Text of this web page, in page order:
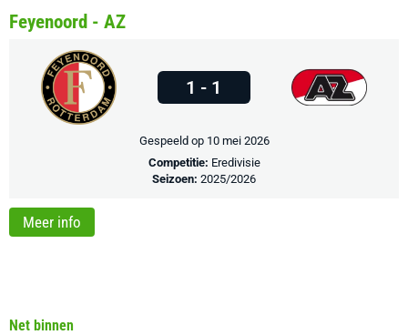
Net binnen
Feyenoord - AZ
1 - 1
Gespeeld op 10 mei 2026
Competitie: Eredivisie
Seizoen: 2025/2026
Meer info